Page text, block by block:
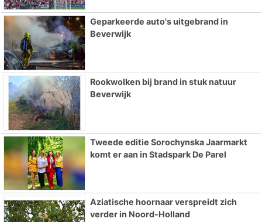
Geparkeerde auto's uitgebrand in
Beverwijk
Rookwolken bij brand in stuk natuur
Beverwijk
Tweede editie Sorochynska Jaarmarkt
komt er aan in Stadspark De Parel
Aziatische hoornaar verspreidt zich
verder in Noord-Holland